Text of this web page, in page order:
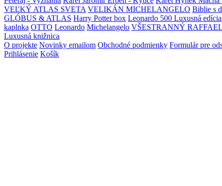
VEĽKÝ ATLAS SVETA VELIKÁN MICHELANGELO Biblie s
GLÓBUS & ATLAS Harry Potter box Leonardo 500 Luxusná edícia
kaplnka OTTO Leonardo Michelangelo VŠESTRANNÝ
Luxusná knižnica
O projekte Novinky emailom Obchodné podmienky Formulár pre
Prihlásenie Košík